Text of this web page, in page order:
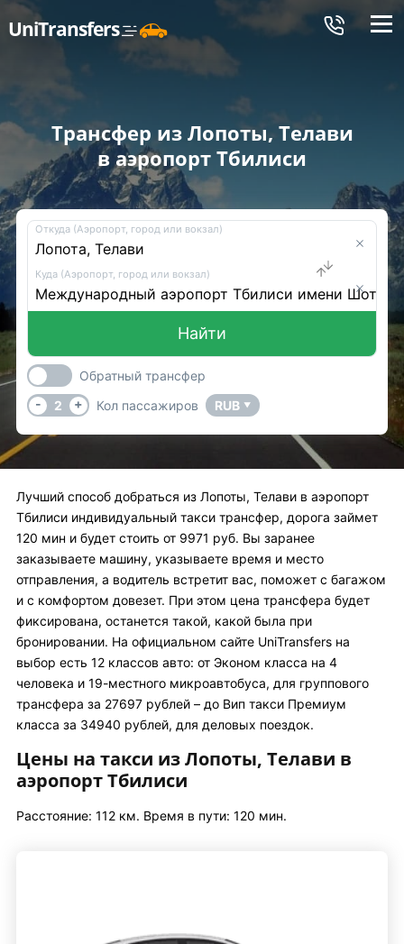
UniTransfers Меню
Трансфер из Лопоты, Телави
в аэропорт Тбилиси
Откуда (Аэропорт, город или вокзал)
Куда (Аэропорт, город или вокзал)
Найти
Обратный трансфер
-
2 + Кол пассажиров RUB ▼
Лучший способ добраться из Лопоты, Телави в аэропорт
Тбилиси индивидуальный такси трансфер, дорога займет
120 мин и будет стоить от 9971 руб. Вы заранее
заказываете машину, указываете время и место
отправления, а водитель встретит вас, поможет с багажом
и с комфортом довезет. При этом цена трансфера будет
фиксирована, останется такой, какой была при
бронировании. На официальном сайте UniTransfers на
выбор есть 12 классов авто: от Эконом класса на 4
человека и 19-местного микроавтобуса, для группового
трансфера за 27697 рублей – до Вип такси Премиум
класса за 34940 рублей, для деловых поездок.
Цены на такси из Лопоты, Телави в
аэропорт Тбилиси
Расстояние: 112 км. Время в пути: 120 мин.